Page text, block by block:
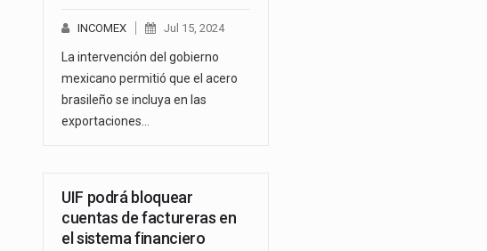
INCOMEX Jul 15, 2024
La intervención del gobierno
mexicano permitió que el acero
brasileño se incluya en las
exportaciones…
UIF podrá bloquear
cuentas de factureras en
el sistema financiero